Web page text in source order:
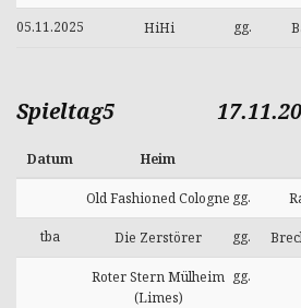
05.11.2025 HiHi gg.
Spieltag5
Datum Heim
Old Fashioned Cologne gg.
tba Die Zerstörer gg.
Roter Stern Mülheim
(Limes)
gg.